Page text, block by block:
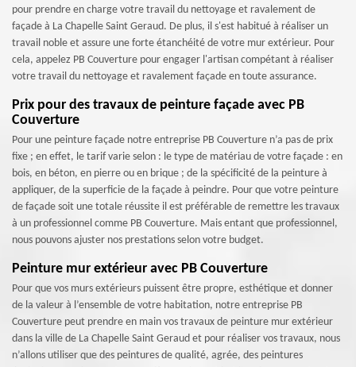
pour prendre en charge votre travail du nettoyage et ravalement de
façade à La Chapelle Saint Geraud. De plus, il s'est habitué à réaliser un
travail noble et assure une forte étanchéité de votre mur extérieur. Pour
cela, appelez PB Couverture pour engager l'artisan compétant à réaliser
votre travail du nettoyage et ravalement façade en toute assurance.
Prix pour des travaux de peinture façade avec PB
Couverture
Pour une peinture façade notre entreprise PB Couverture n’a pas de prix
fixe ; en effet, le tarif varie selon : le type de matériau de votre façade : en
bois, en béton, en pierre ou en brique ; de la spécificité de la peinture à
appliquer, de la superficie de la façade à peindre. Pour que votre peinture
de façade soit une totale réussite il est préférable de remettre les travaux
à un professionnel comme PB Couverture. Mais entant que professionnel,
nous pouvons ajuster nos prestations selon votre budget.
Peinture mur extérieur avec PB Couverture
Pour que vos murs extérieurs puissent être propre, esthétique et donner
de la valeur à l’ensemble de votre habitation, notre entreprise PB
Couverture peut prendre en main vos travaux de peinture mur extérieur
dans la ville de La Chapelle Saint Geraud et pour réaliser vos travaux, nous
n’allons utiliser que des peintures de qualité, agrée, des peintures